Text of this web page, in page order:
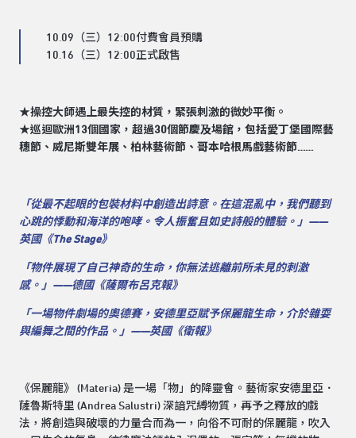
10.09（三）12:00付費會員預購
10.16（三）12:00正式啟售
★操控大師遇上最失控的材質，緊張刺激的微妙平衡。
★巡迴歐洲13個國家，超過30個節慶及場館，包括愛丁堡國際藝
穗節、威尼斯雙年展、柏林藝術節、哥本哈根馬戲藝術節……
「從最不起眼的包裝材料中創造出詩意。在這混亂中，我們聽到
心跳的悸動和海洋的咆哮。令人振奮且如史詩般的體驗。」——
英國《The Stage》
「物件展現了自己神奇的生命，你無法逃離前所未見的刺激
感。」——德國《薩爾布呂克報》
「一場物件劇場的奧德賽，安德里亞賦予保麗龍生命，介於雜耍
與編舞之間的作品。」——英國《衛報》
《保麗龍》 (Materia) 是一場「物」的降靈會。藝術家安德里亞．
薩魯斯特里 (Andrea Salustri) 深諳咒縛物質，再予之釋放的戲
法，將創造與破壞的力量合而為一，向俗不可耐的保麗龍，吹入